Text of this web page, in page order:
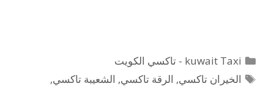
التصنيفات
kuwait Taxi - تاكسي الكويت
الوسوم
الخيران تاكسي, الرقة تاكسي, الشعيبة تاكسي,